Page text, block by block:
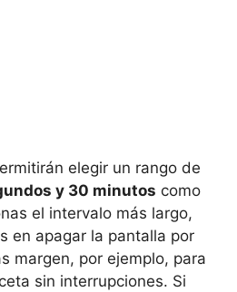
elegir un rango de
y 30 minutos como
el intervalo más largo,
en apagar la pantalla por
margen, por ejemplo, para
sin interrupciones. Si